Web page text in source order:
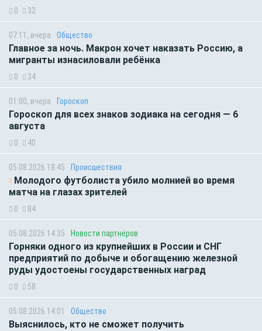
0 32
07:11, вчера Общество
Главное за ночь. Макрон хочет наказать Россию, а
мигранты изнасиловали ребёнка
0 34
01:00, вчера Гороскоп
Гороскоп для всех знаков зодиака на сегодня — 6
августа
0 40
05.08.2026 18:45 Происшествия
Молодого футболиста убило молнией во время
матча на глазах зрителей
0 84
05.08.2026 14:35 Новости партнёров
Горняки одного из крупнейших в России и СНГ
предприятий по добыче и обогащению железной
руды удостоены государственных наград
0 58
05.08.2026 14:01 Общество
Выяснилось, кто не сможет получить